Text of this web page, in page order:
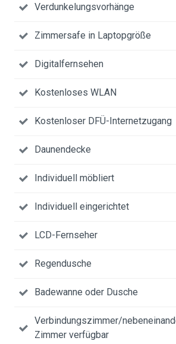
Verdunkelungsvorhänge
Zimmersafe in Laptopgröße
Digitalfernsehen
Kostenloses WLAN
Kostenloser DFÜ-Internetzugang
Daunendecke
Individuell möbliert
Individuell eingerichtet
LCD-Fernseher
Regendusche
Badewanne oder Dusche
Verbindungszimmer/
Zimmer verfügbar